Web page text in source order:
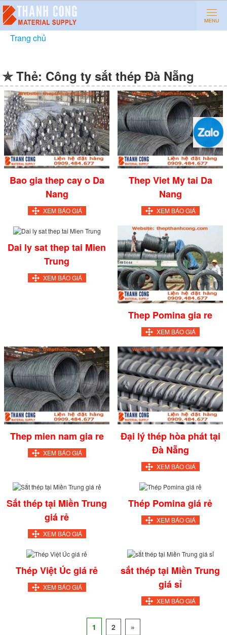
Trang chủ
✯ Thẻ: Công ty sắt thép Đà Nẵng
Bao gia thep cay o Da
Nang
XEM BÁO GIÁ
Thep Viet My tai Da
Nang
XEM BÁO GIÁ
Dai ly sat thep tai Mien
Trung
XEM BÁO GIÁ
Thep Pomina gia re
XEM BÁO GIÁ
Thep mien nam gia re
XEM BÁO GIÁ
Đại lý thép hòa phát tại
Đà Nẵng
XEM BÁO GIÁ
Sắt thép tại Miền Trung
giá rẻ
XEM BÁO GIÁ
Thép Pomina giá rẻ
XEM BÁO GIÁ
Thép Việt Úc giá rẻ
XEM BÁO GIÁ
sắt thép tại Miền Trung
giá sỉ
XEM BÁO GIÁ
1 2 »